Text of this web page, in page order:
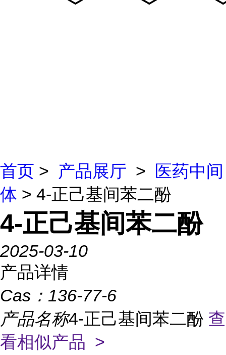
首页 > 产品展厅 >
医药中间
体 > 4-正己基间苯二酚
4-正己基间苯二酚
2025-03-10
产品详情
Cas： 136-77-6
产品名称4-正己基间苯二酚 查
看相似产品 >